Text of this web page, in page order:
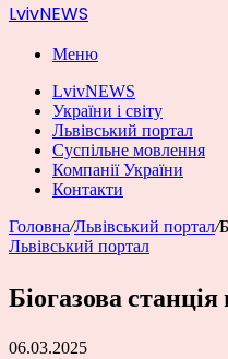
LvivNEWS
Меню
LvivNEWS
України і світу
Львівський портал
Суспільне мовлення
Компанії України
Контакти
Головна/Львівський портал/
Львівський портал
Біогазова
06.03.2025